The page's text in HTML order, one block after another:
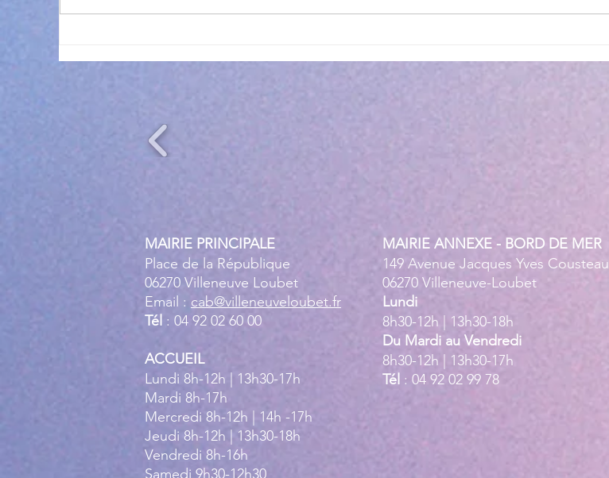
Villeneuve Loubet ! ☀️🎤
MAIRIE PRINCIPALE
Place de la République
06270 Villeneuve Loubet
Email : cab@villeneuveloubet.fr
Tél : 04 92 02 60 00
ACCUEIL
Lundi 8h-12h | 13h30-17h
Mardi 8h-17h
Mercredi 8h-12h | 14h -17h
Jeudi 8h-12h | 13h30-18h
Vendredi 8h-16h
Samedi 9h30-12h30
MAIRIE ANNEXE - BORD DE MER
149 Avenue Jacques Yves Cousteau
06270 Villeneuve-Loubet
Lundi
8h30-12h | 13h30-18h
Du Mardi au Vendredi
8h30-12h | 13h30-17h
Tél : 04 92 02 99 78